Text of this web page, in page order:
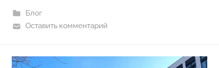
Блог
Оставить комментарий